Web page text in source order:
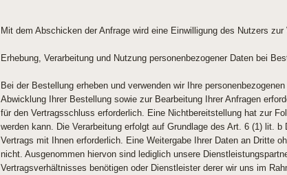
Mit dem Abschicken der Anfrage wird eine Einwilligung des Nutzers
Erhebung, Verarbeitung und Nutzung personenbezogener Daten bei
Bei der Bestellung erheben und verwenden wir Ihre
Abwicklung Ihrer Bestellung sowie zur Bearbeitung Ihrer Anfragen
für den Vertragsschluss erforderlich. Eine Nichtbereitstellung hat zur
werden kann. Die Verarbeitung erfolgt auf Grundlage des Art. 6 (1) lit.
Vertrags mit Ihnen erforderlich. Eine Weitergabe Ihrer Daten an Dritte
nicht. Ausgenommen hiervon sind lediglich unsere
Vertragsverhältnisses benötigen oder Dienstleister derer wir uns im